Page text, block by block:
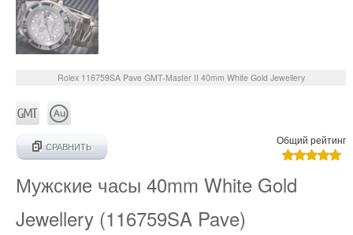
Rolex 116759SA Pave GMT-Master II 40mm White Gold Jewellery
СРАВНИТЬ
Общий рейтинг
Мужские часы 40mm White Gold
Jewellery (116759SA Pave)